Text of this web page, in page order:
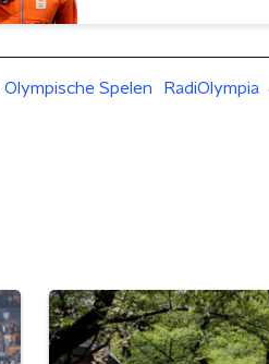
Olympische Spelen RadiOlympia